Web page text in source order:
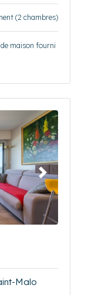
(2 chambres)
maison fourni
Suivant
Malo